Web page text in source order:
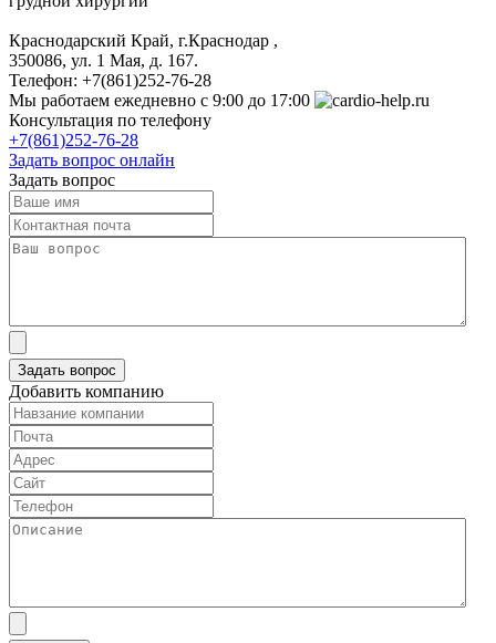
Краснодарский Край, г.Краснодар ,
350086, ул. 1 Мая, д. 167.
Телефон: +7(861)252-76-28
Мы работаем ежедневно с 9:00 до 17:00
Консультация по телефону
+7(861)252-76-28
Задать вопрос онлайн
Задать вопрос
Добавить компанию